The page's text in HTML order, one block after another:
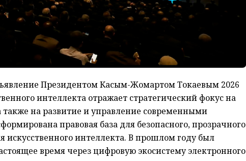
Президентом Касым-Жомартом Токаевым 2026
интеллекта отражает стратегический фокус на
на развитие и управление современными
правовая база для безопасного, прозрачного
интеллекта. В прошлом году был
время через цифровую экосистему электронного